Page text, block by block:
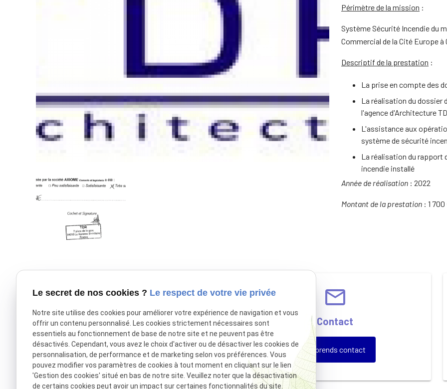
Périmètre de la mission :
Système Sécurité Incendie du
Commercial de la Cité Europe à
Descriptif de la prestation :
La prise en compte des
La réalisation du dossier
l'agence d'Architecture
L'assistance aux
système de sécurité
La réalisation du rapport
incendie installé
Année de réalisation : 2022
Montant de la prestation : 1
phone
Nous appeler
03 27 96 78 84
email
Contact
Je prends contact
Le secret de nos cookies ? Le respect de votre vie privée
Notre site utilise des cookies pour améliorer votre expérience de navigation et vous
offrir un contenu personnalisé. Les cookies strictement nécessaires sont
essentiels au fonctionnement de base de notre site et ne peuvent pas être
désactivés. Cependant, vous avez le choix d'activer ou de désactiver les cookies de
personnalisation, de performance et de marketing selon vos préférences. Vous
pouvez modifier vos paramètres de cookies à tout moment en cliquant sur le lien
'Gestion des cookies' situé en bas de notre site. Veuillez noter que la désactivation
de certains cookies peut avoir un impact sur certaines fonctionnalités du site.